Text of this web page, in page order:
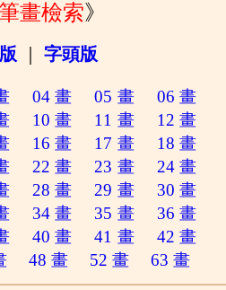
畫檢索》
字頭版
04 畫 05 畫
06 畫
10 畫 11 畫
12 畫
16 畫 17 畫
18 畫
22 畫 23 畫
24 畫
28 畫 29 畫
30 畫
34 畫 35 畫
36 畫
40 畫 41 畫
42 畫
48 畫 52 畫 63 畫